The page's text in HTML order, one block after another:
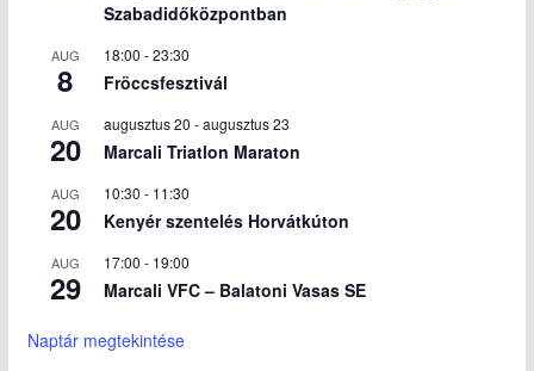
Szabadidőközpontban
AUG
8
18:00 -23:30
Fröccsfesztivál
AUG
20
augusztus 20 -augusztus 23
Marcali Triatlon Maraton
AUG
20
10:30 - 11:30
Kenyér szentelés Horvátkúton
AUG
29
17:00 - 19:00
Marcali VFC – Balatoni Vasas SE
Naptár megtekintése